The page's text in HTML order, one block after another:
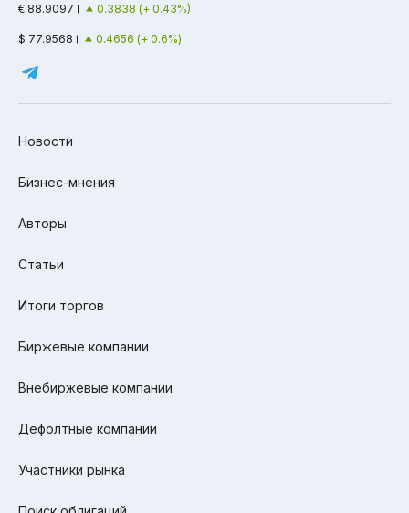
€ 88.9097 0.3838 (+ 0.43%)
$ 77.9568 0.4656 (+ 0.6%)
Новости
Бизнес-мнения
Авторы
Статьи
Итоги торгов
Биржевые компании
Внебиржевые компании
Дефолтные компании
Участники рынка